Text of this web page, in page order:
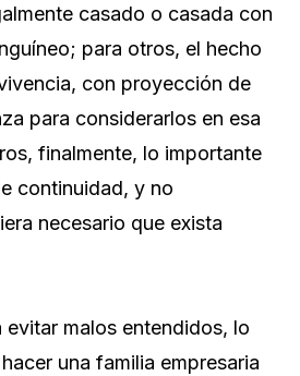
casado o casada con
para otros, el hecho
con proyección de
para considerarlos en esa
finalmente, lo importante
continuidad, y no
necesario que exista
evitar malos entendidos, lo
una familia empresaria